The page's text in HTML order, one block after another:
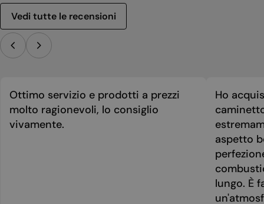
Vedi tutte le recensioni
Ottimo servizio e prodotti a prezzi
molto ragionevoli, lo consiglio
vivamente.
Ho
aspetto
lungo. È